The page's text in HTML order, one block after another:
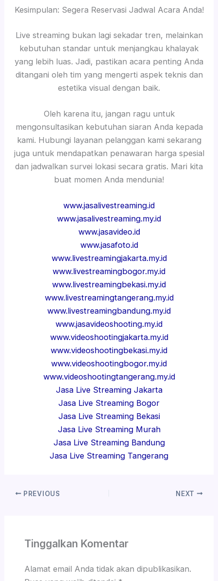
Kesimpulan: Segera Reservasi Jadwal Acara Anda!
Live streaming bukan lagi sekadar tren, melainkan
kebutuhan standar untuk menjangkau khalayak
yang lebih luas. Jadi, pastikan acara penting Anda
ditangani oleh tim yang mengerti aspek teknis dan
estetika visual dengan baik.
Oleh karena itu, jangan ragu untuk
mengonsultasikan kebutuhan siaran Anda kepada
kami. Hubungi layanan pelanggan kami sekarang
juga untuk mendapatkan penawaran harga spesial
dan jadwalkan survei lokasi secara gratis. Mari kita
buat momen Anda mendunia!
www.jasalivestreaming.id
www.jasalivestreaming.my.id
www.jasavideo.id
www.jasafoto.id
www.livestreamingjakarta.my.id
www.livestreamingbogor.my.id
www.livestreamingbekasi.my.id
www.livestreamingtangerang.my.id
www.livestreamingbandung.my.id
www.jasavideoshooting.my.id
www.videoshootingjakarta.my.id
www.videoshootingbekasi.my.id
www.videoshootingbogor.my.id
www.videoshootingtangerang.my.id
Jasa Live Streaming Jakarta
Jasa Live Streaming Bogor
Jasa Live Streaming Bekasi
Jasa Live Streaming Murah
Jasa Live Streaming Bandung
Jasa Live Streaming Tangerang
PREVIOUS NEXT
Tinggalkan Komentar
Alamat email Anda tidak akan dipublikasikan.